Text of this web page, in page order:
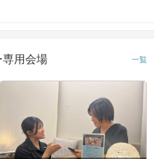
専用会場 一覧